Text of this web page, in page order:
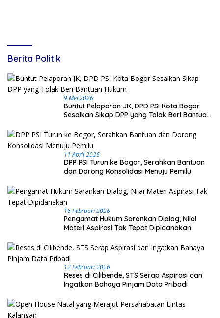
Berita Politik
9 Mei 2026
Buntut Pelaporan JK, DPD PSI Kota Bogor
Sesalkan Sikap DPP yang Tolak Beri Bantuan
11 April 2026
DPP PSI Turun ke Bogor, Serahkan Bantuan
dan Dorong Konsolidasi Menuju Pemilu
16 Februari 2026
Pengamat Hukum Sarankan Dialog, Nilai
Materi Aspirasi Tak Tepat Dipidanakan
12 Februari 2026
Reses di Cilibende, STS Serap Aspirasi dan
Ingatkan Bahaya Pinjam Data Pribadi